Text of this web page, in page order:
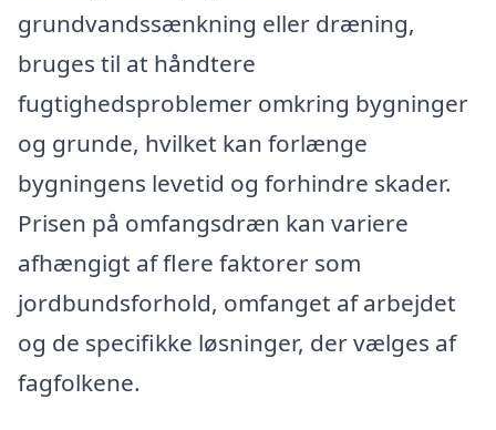
grundvandssænkning eller dræning,
bruges til at håndtere
fugtighedsproblemer omkring bygninger
og grunde, hvilket kan forlænge
bygningens levetid og forhindre skader.
Prisen på omfangsdræn kan variere
afhængigt af flere faktorer som
jordbundsforhold, omfanget af arbejdet
og de specifikke løsninger, der vælges af
fagfolkene.